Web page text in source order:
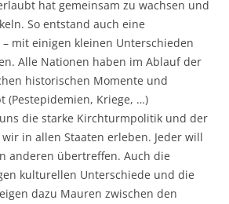
hat gemeinsam zu wachsen und
So entstand auch eine
mit einigen kleinen Unterschieden
Alle Nationen haben im Ablauf der
historischen Momente und
(Pestepidemien, Kriege, …)
die starke Kirchturmpolitik und der
in allen Staaten erleben. Jeder will
anderen übertreffen. Auch die
kulturellen Unterschiede und die
dazu Mauren zwischen den